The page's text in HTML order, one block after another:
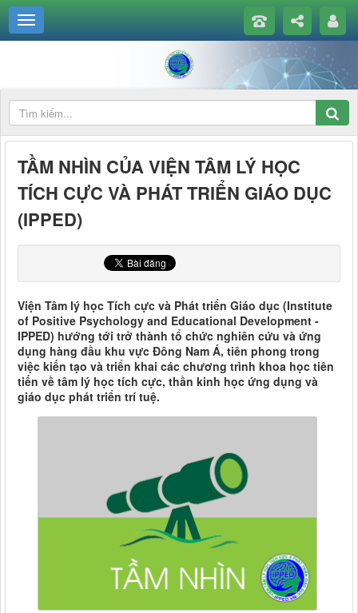
TẦM NHÌN CỦA VIỆN TÂM LÝ HỌC
TÍCH CỰC VÀ PHÁT TRIỂN GIÁO DỤC
(IPPED)
Viện Tâm lý học Tích cực và Phát triển Giáo dục (Institute
of Positive Psychology and Educational Development -
IPPED) hướng tới trở thành tổ chức nghiên cứu và ứng
dụng hàng đầu khu vực Đông Nam Á, tiên phong trong
việc kiến tạo và triển khai các chương trình khoa học tiên
tiến về tâm lý học tích cực, thần kinh học ứng dụng và
giáo dục phát triển trí tuệ.